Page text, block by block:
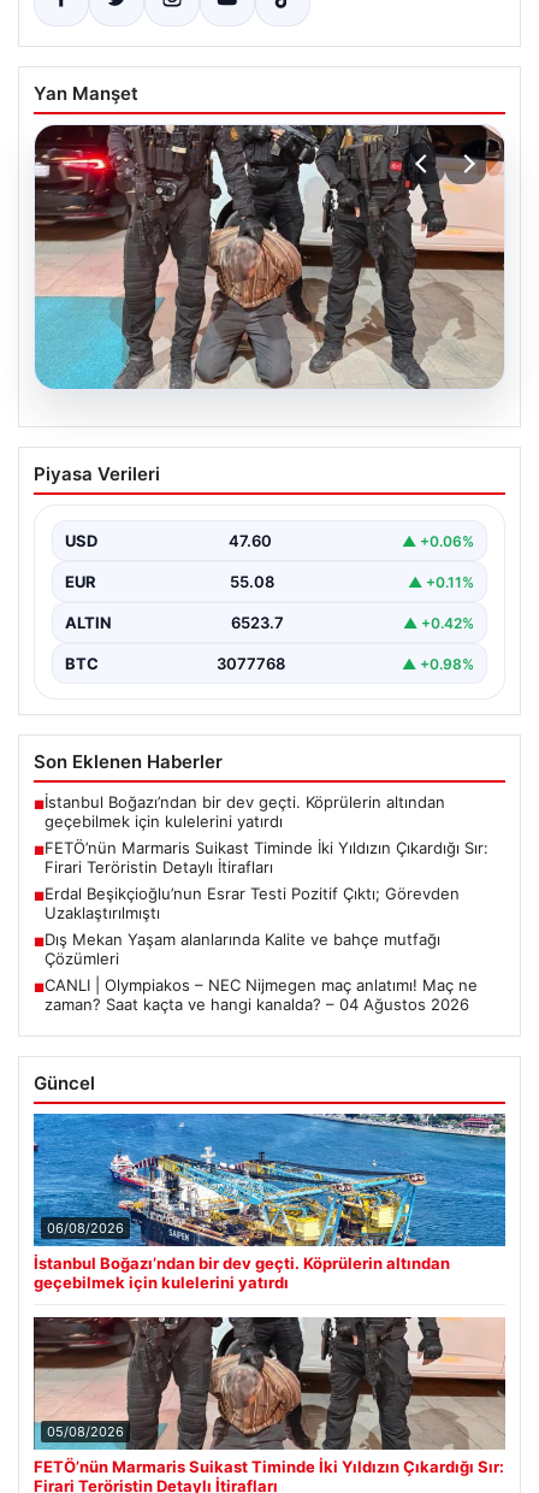
Yan Manşet
05.08.2026
FETÖ’nün Marmaris Suikast Timinde İki
Yıldızın Çıkardığı Sır: Firari Teröristin
15 Temmuz 2016 tarihinde gerçekleştirilen başarısız
girişimin…
Piyasa Verileri
USD 47.60 ▲ +0.06%
EUR 55.08 ▲ +0.11%
ALTIN 6523.7 ▲ +0.42%
BTC 3077768 ▲ +0.98%
Son Eklenen Haberler
■İstanbul Boğazı’ndan bir dev geçti. Köprülerin altından
geçebilmek için kulelerini yatırdı
■FETÖ’nün Marmaris Suikast Timinde İki Yıldızın Çıkardığı Sır:
Firari Teröristin Detaylı İtirafları
■Erdal Beşikçioğlu’nun Esrar Testi Pozitif Çıktı; Görevden
Uzaklaştırılmıştı
■Dış Mekan Yaşam alanlarında Kalite ve bahçe mutfağı
Çözümleri
■CANLI | Olympiakos – NEC Nijmegen maç anlatımı! Maç ne
zaman? Saat kaçta ve hangi kanalda? – 04 Ağustos 2026
Güncel
06/08/2026
İstanbul Boğazı’ndan bir dev geçti. Köprülerin altından
geçebilmek için kulelerini yatırdı
05/08/2026
FETÖ’nün Marmaris Suikast Timinde İki Yıldızın Çıkardığı Sır:
Firari Teröristin Detaylı İtirafları